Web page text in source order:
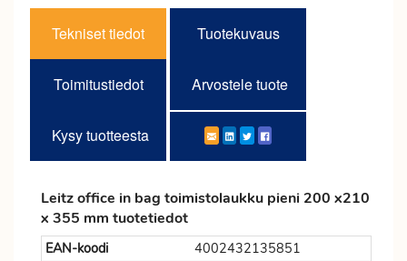
Tekniset tiedot Tuotekuvaus
Toimitustiedot Arvostele tuote
Kysy tuotteesta
Leitz office in bag toimistolaukku pieni 200 x210
x 355 mm tuotetiedot
EAN-koodi
4002432135851